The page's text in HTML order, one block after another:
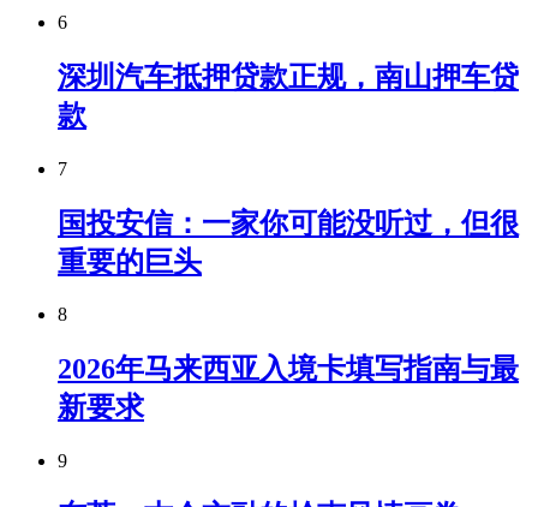
6
深圳汽车抵押贷款正规，南山押车贷
款
7
国投安信：一家你可能没听过，但很
重要的巨头
8
2026年马来西亚入境卡填写指南与最
新要求
9